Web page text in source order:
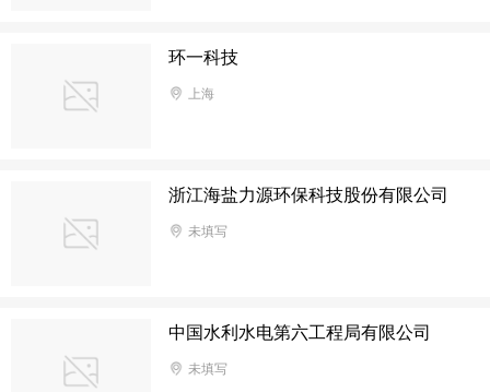
环一科技
上海
浙江海盐力源环保科技股份有限公司
未填写
中国水利水电第六工程局有限公司
未填写